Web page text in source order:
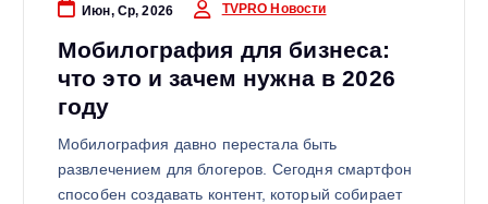
Июн, Ср, 2026 TVPRO Новости
Мобилография для бизнеса:
что это и зачем нужна в 2026
году
Мобилография давно перестала быть
развлечением для блогеров. Сегодня смартфон
способен создавать контент, который собирает